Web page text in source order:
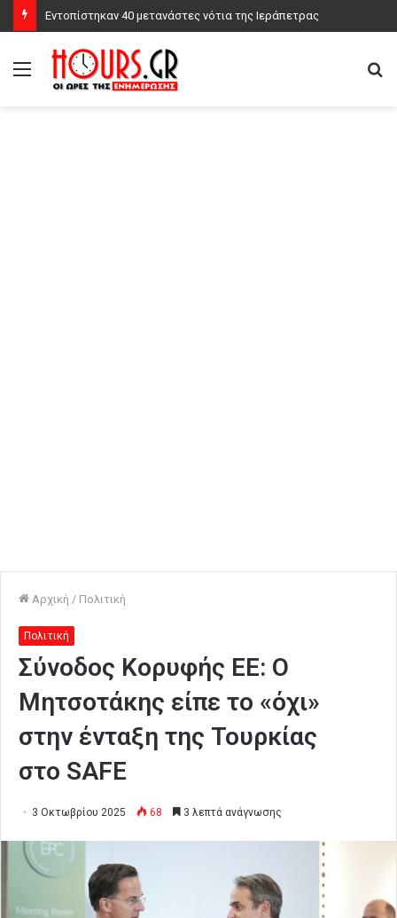
Εντοπίστηκαν 40 μετανάστες νότια της Ιεράπετρας
Μενού
Αρχική / Πολιτική
Πολιτική
Σύνοδος Κορυφής ΕΕ: Ο
Μητσοτάκης είπε το «όχι»
στην ένταξη της Τουρκίας
στο SAFE
3 Οκτωβρίου 2025 68 3 λεπτά ανάγνωσης